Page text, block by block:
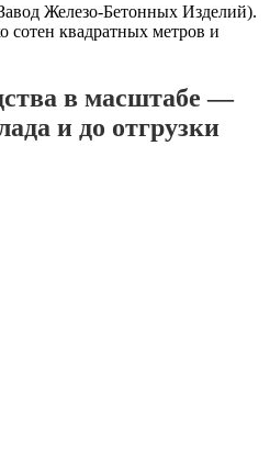
Железо-Бетонных Изделий).
сотен квадратных метров и
в масштабе —
и до отгрузки